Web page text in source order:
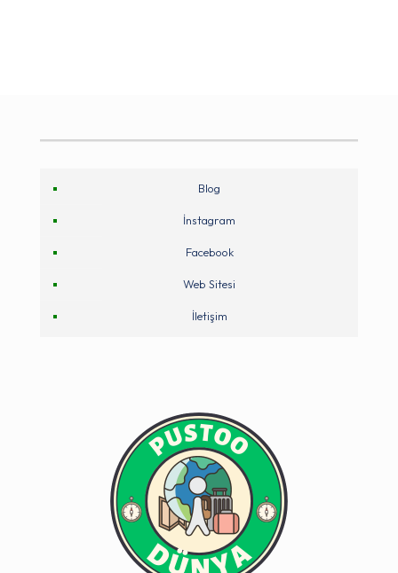
Blog
İnstagram
Facebook
Web Sitesi
İletişim